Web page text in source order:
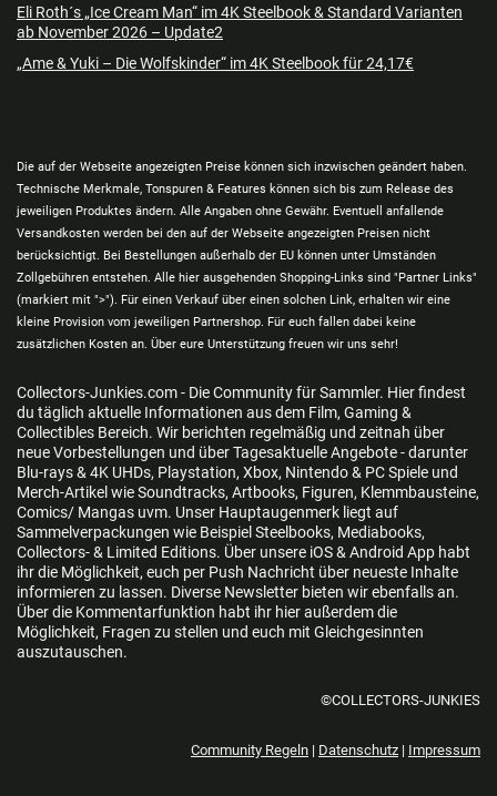
Eli Roth´s „Ice Cream Man“ im 4K Steelbook & Standard Varianten
ab November 2026 – Update2
„Ame & Yuki – Die Wolfskinder“ im 4K Steelbook für 24,17€
Die auf der Webseite angezeigten Preise können sich inzwischen geändert haben.
Technische Merkmale, Tonspuren & Features können sich bis zum Release des
jeweiligen Produktes ändern. Alle Angaben ohne Gewähr. Eventuell anfallende
Versandkosten werden bei den auf der Webseite angezeigten Preisen nicht
berücksichtigt. Bei Bestellungen außerhalb der EU können unter Umständen
Zollgebühren entstehen. Alle hier ausgehenden Shopping-Links sind "Partner Links"
(markiert mit ">"). Für einen Verkauf über einen solchen Link, erhalten wir eine
kleine Provision vom jeweiligen Partnershop. Für euch fallen dabei keine
zusätzlichen Kosten an. Über eure Unterstützung freuen wir uns sehr!
Collectors-Junkies.com - Die Community für Sammler. Hier findest
du täglich aktuelle Informationen aus dem Film, Gaming &
Collectibles Bereich. Wir berichten regelmäßig und zeitnah über
neue Vorbestellungen und über Tagesaktuelle Angebote - darunter
Blu-rays & 4K UHDs, Playstation, Xbox, Nintendo & PC Spiele und
Merch-Artikel wie Soundtracks, Artbooks, Figuren, Klemmbausteine,
Comics/ Mangas uvm. Unser Hauptaugenmerk liegt auf
Sammelverpackungen wie Beispiel Steelbooks, Mediabooks,
Collectors- & Limited Editions. Über unsere iOS & Android App habt
ihr die Möglichkeit, euch per Push Nachricht über neueste Inhalte
informieren zu lassen. Diverse Newsletter bieten wir ebenfalls an.
Über die Kommentarfunktion habt ihr hier außerdem die
Möglichkeit, Fragen zu stellen und euch mit Gleichgesinnten
auszutauschen.
©COLLECTORS-JUNKIES
Community Regeln | Datenschutz | Impressum